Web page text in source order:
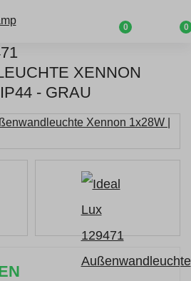
0 0
XENNON 1
- GRAU